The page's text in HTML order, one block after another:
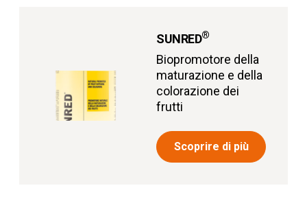
SUNRED®
Biopromotore della
maturazione e della
colorazione dei
frutti
Scoprire di più